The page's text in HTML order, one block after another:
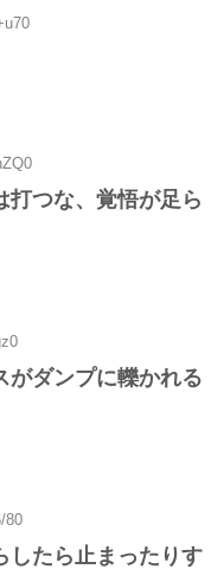
打つな、覚悟が足ら
がダンプに轢かれる
80
したら止まったりす